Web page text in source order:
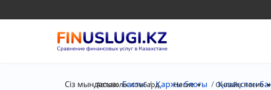
Автокөлік ломбард Несие Онлайн несие
Сіз мындасыз:Басты Қаржы блогы
Қазақстан